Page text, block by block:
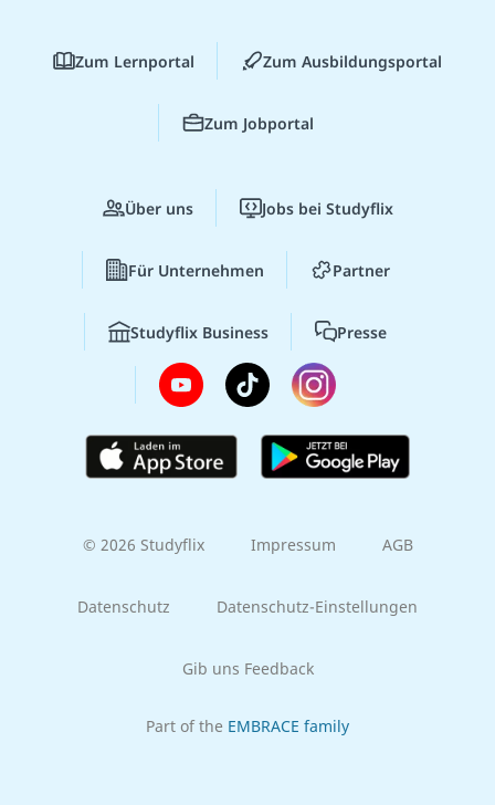
Zum Lernportal Zum Ausbildungsportal
Zum Jobportal
Über uns Jobs bei Studyflix
Für Unternehmen Partner
Studyflix Business Presse
© 2026 Studyflix Impressum AGB
Datenschutz Datenschutz-Einstellungen
Gib uns Feedback
Part of the EMBRACE family